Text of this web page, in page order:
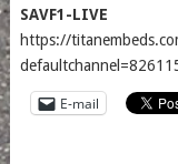
https://
E-mail